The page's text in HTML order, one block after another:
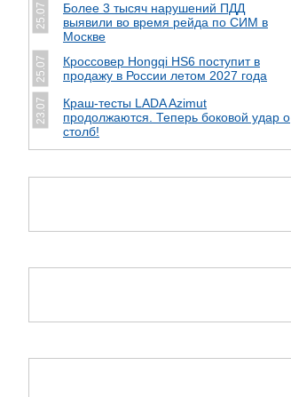
25.07
Более 3 тысяч нарушений ПДД
выявили во время рейда по СИМ в
Москве
25.07
Кроссовер Hongqi HS6 поступит в
продажу в России летом 2027 года
23.07
Краш-тесты LADA Azimut
продолжаются. Теперь боковой удар о
столб!